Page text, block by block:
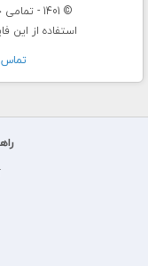
© 1401 - تمامی حقوق برای mihanmusic محفوظ است!
استفاده از این
تماس